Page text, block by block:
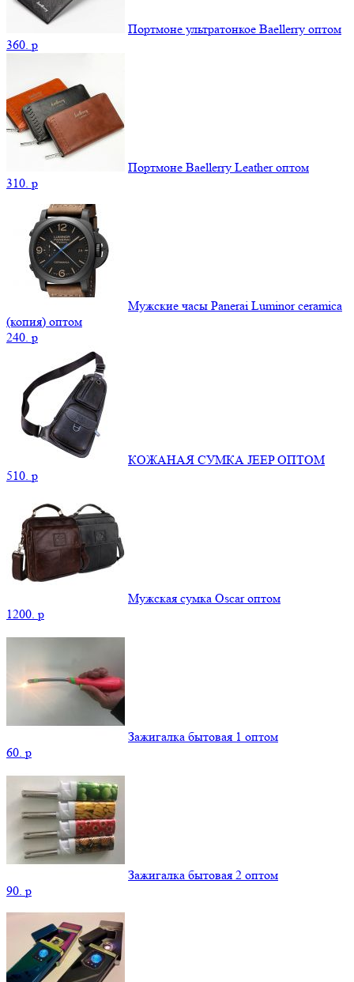
Портмоне ультратонкое Baellerry оптом
360. p
Портмоне Baellerry Leather оптом
310. p
Мужские часы Panerai Luminor ceramica
(копия) оптом
240. p
КОЖАНАЯ СУМКА JEEP ОПТОМ
510. p
Мужская сумка Oscar оптом
1200. p
Зажигалка бытовая 1 оптом
60. p
Зажигалка бытовая 2 оптом
90. p